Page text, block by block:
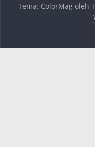
Tema: ColorMagoleh